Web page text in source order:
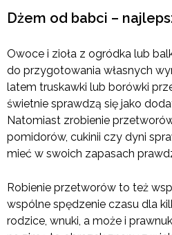
Dżem od babci –
Owoce i zioła z ogródka lub
do przygotowania własnych
latem truskawki lub borówki
świetnie sprawdzą się jako
Natomiast zrobienie
pomidorów, cukinii czy dyni
mieć w swoich zapasach
Robienie przetworów to też
wspólne spędzenie czasu dla
rodzice, wnuki, a może i